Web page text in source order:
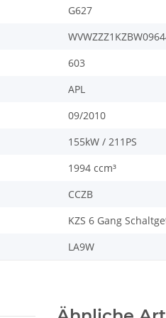
G627
603
APL
09/2010
155kW / 211PS
1994 ccm³
CCZB
KZS 6 Gang
LA9W